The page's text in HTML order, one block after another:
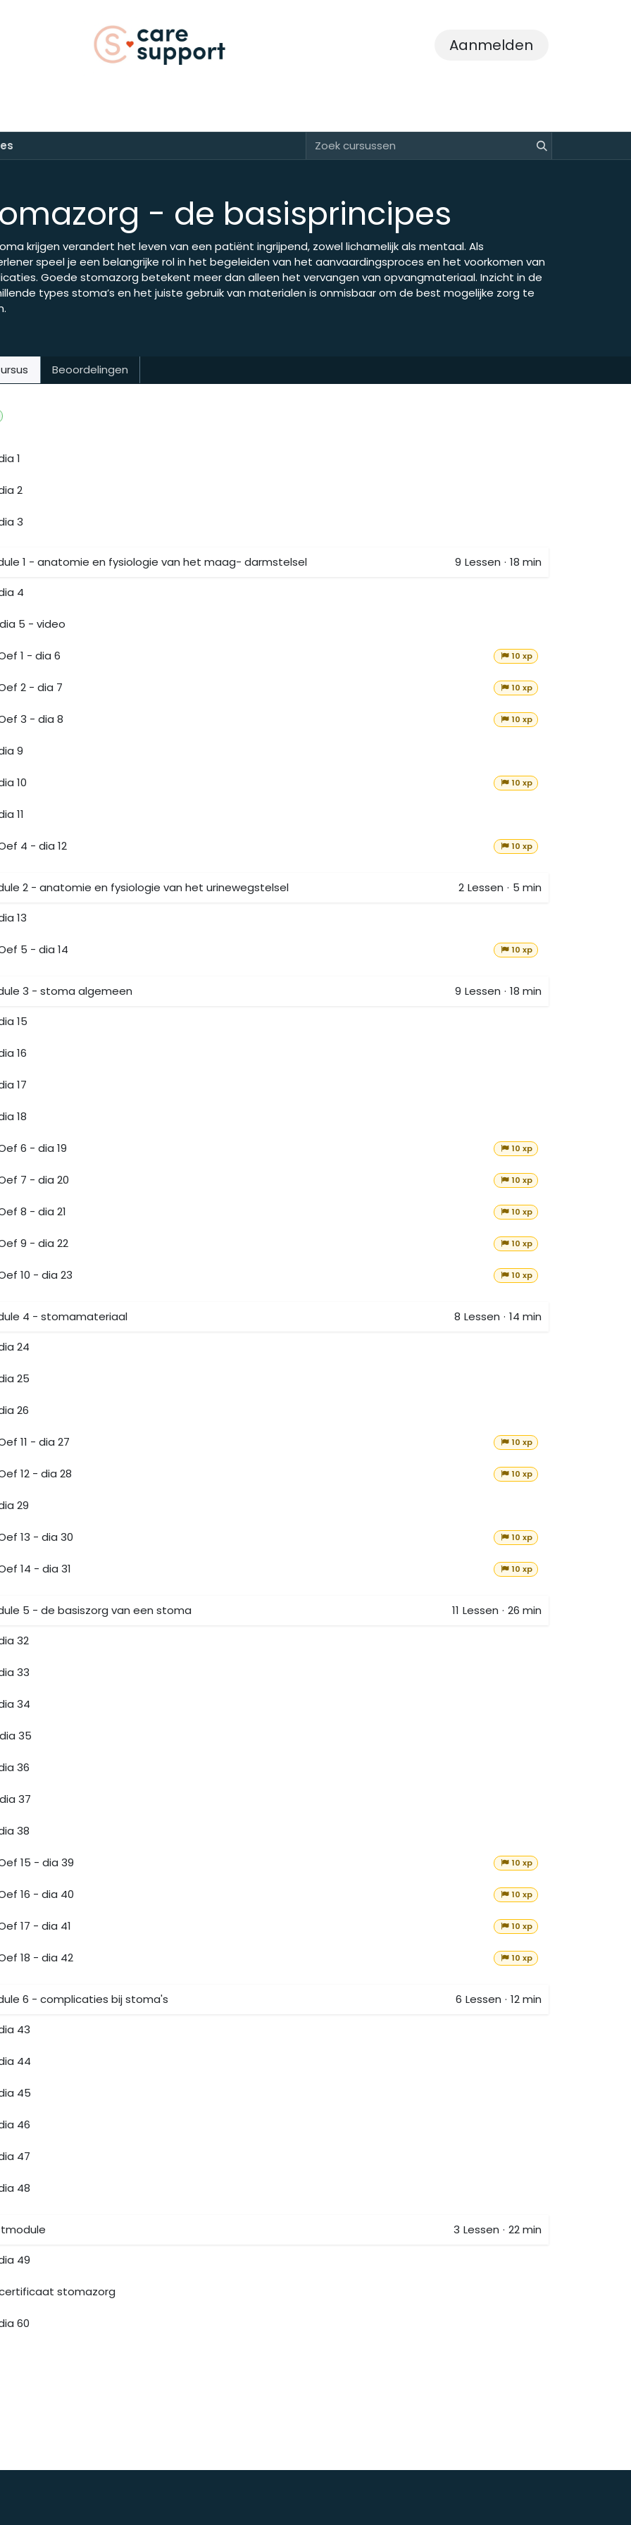
Aanmelden
- de basisprincipes
krijgen verandert het leven van een patiënt ingrijpend, zowel lichamelijk als mentaal. Als
speel je een belangrijke rol in het begeleiden van het aanvaardingsproces en het voorkomen van
Goede stomazorg betekent meer dan alleen het vervangen van opvangmateriaal. Inzicht in de
types stoma’s en het juiste gebruik van materialen is onmisbaar om de best mogelijke zorg te
Beoordelingen
1
2
3
1 - anatomie en fysiologie van het maag- darmstelsel 9 Lessen · 18 min
4
dia 5 - video
1 - dia 6 10 xp
2 - dia 7 10 xp
3 - dia 8 10 xp
9
10 10 xp
11
4 - dia 12 10 xp
2 - anatomie en fysiologie van het urinewegstelsel 2 Lessen · 5 min
13
5 - dia 14 10 xp
3 - stoma algemeen 9 Lessen · 18 min
15
16
17
18
6 - dia 19 10 xp
7 - dia 20 10 xp
8 - dia 21 10 xp
9 - dia 22 10 xp
10 - dia 23 10 xp
4 - stomamateriaal 8 Lessen · 14 min
24
25
26
11 - dia 27 10 xp
12 - dia 28 10 xp
29
13 - dia 30 10 xp
14 - dia 31 10 xp
5 - de basiszorg van een stoma 11 Lessen · 26 min
32
33
34
dia 35
36
dia 37
38
15 - dia 39 10 xp
16 - dia 40 10 xp
17 - dia 41 10 xp
18 - dia 42 10 xp
6 - complicaties bij stoma's 6 Lessen · 12 min
43
44
45
46
47
48
3 Lessen · 22 min
49
stomazorg
60